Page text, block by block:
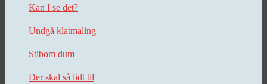
Kan I se det?
Undgå klatmaling
Stibom dum
Der skal så lidt til